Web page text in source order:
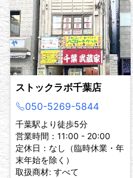
ストックラボ千葉店
050-5269-5844
千葉駅より徒歩5分
営業時間：11:00 - 20:00
定休日：なし（臨時休業・年
末年始を除く）
取扱商材: すべて